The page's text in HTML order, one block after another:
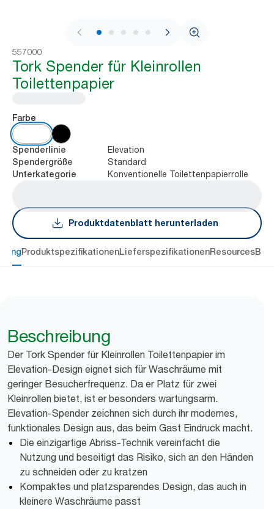
1 / 9
557000
Tork Spender für Kleinrollen
Toilettenpapier
Farbe
Spenderlinie Elevation
Spendergröße Standard
Unterkategorie Konventionelle Toilettenpapierrolle
Produktdatenblatt herunterladen
ProduktspezifikationenLieferspezifikationenResources
Beschreibung
Der Tork Spender für Kleinrollen Toilettenpapier im
Elevation-Design eignet sich für Waschräume mit
geringer Besucherfrequenz. Da er Platz für zwei
Kleinrollen bietet, ist er besonders wartungsarm.
Elevation-Spender zeichnen sich durch ihr modernes,
funktionales Design aus, das beim Gast Eindruck macht.
Die einzigartige Abriss-Technik vereinfacht die
Nutzung und beseitigt das Risiko, sich an den Händen
zu schneiden oder zu kratzen
Kompaktes und platzsparendes Design, das auch in
kleinere Waschräume passt